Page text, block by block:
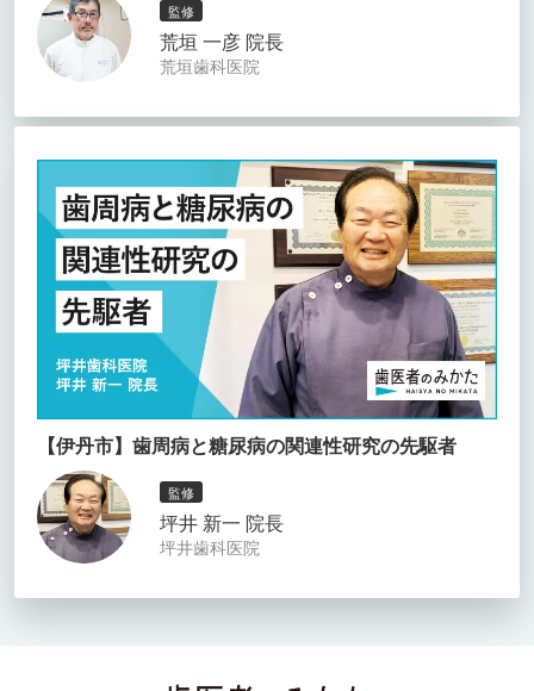
監修
荒垣 一彦 院長
荒垣歯科医院
【伊丹市】歯周病と糖尿病の関連性研究の先駆者
監修
坪井 新一 院長
坪井歯科医院